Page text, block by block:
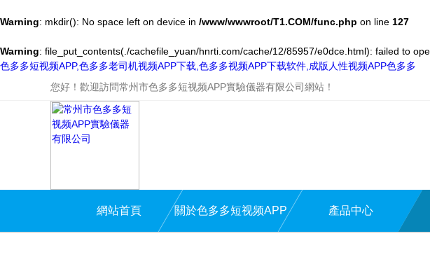
Warning: mkdir(): No space left on device in /www/wwwroot/T1.COM/func.php on line 127
Warning: file_put_contents(./cachefile_yuan/hnrti.com/cache/12/85957/e0dce.html): failed to
色多多短视频APP,色多多老司机视频APP下载,色多多视频APP下载软件,成版人性视频APP色多多
您好！歡迎訪問常州市色多多短视频APP實驗儀器有限公司網站！
網站首頁 關於色多多短视频APP 產品中心